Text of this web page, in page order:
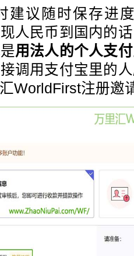
议随时保存进度
人民币到国内的
用法人的个人支
调用支付宝里的
WorldFirst注册邀